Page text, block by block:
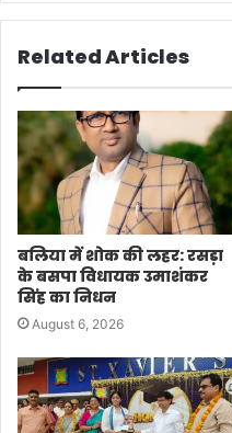
Related Articles
बलिया में शोक की लहर: रसड़ा
के बसपा विधायक उमाशंकर
सिंह का निधन
August 6, 2026